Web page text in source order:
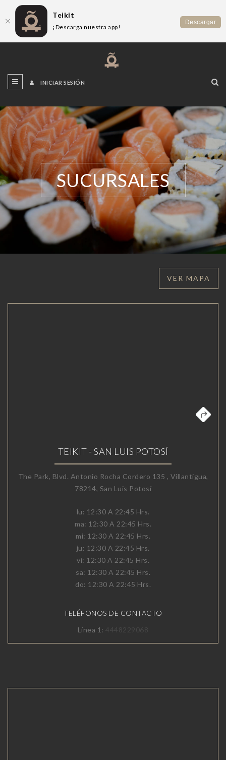
INICIAR SESIÓN
SUCURSALES
VER MAPA
TEIKIT - SAN LUIS POTOSÍ
The Park, Blvd. Antonio Rocha Cordero 135 , Villantigua,
78214, San Luis Potosí
lu: 12:30 A 22:45 Hrs.
ma: 12:30 A 22:45 Hrs.
mi: 12:30 A 22:45 Hrs.
ju: 12:30 A 22:45 Hrs.
vi: 12:30 A 22:45 Hrs.
sa: 12:30 A 22:45 Hrs.
do: 12:30 A 22:45 Hrs.
TELÉFONOS DE CONTACTO
Línea 1:
Teikit
¡Descarga nuestra app!
Descargar